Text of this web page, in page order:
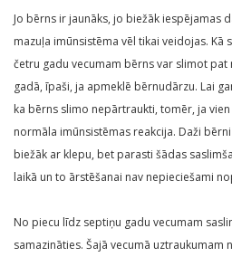
Jo bērns ir jaunāks, jo biežāk iespējamas
mazuļa imūnsistēma vēl tikai veidojas.
četru gadu vecumam bērns var slimot
gadā, īpaši, ja apmeklē bērnudārzu. Lai
ka bērns slimo nepārtraukti, tomēr, ja
normāla imūnsistēmas reakcija. Daži
biežāk ar klepu, bet parasti šādas
laikā un to ārstēšanai nav nepieciešami
No piecu līdz septiņu gadu vecumam
samazināties. Šajā vecumā uztraukumam